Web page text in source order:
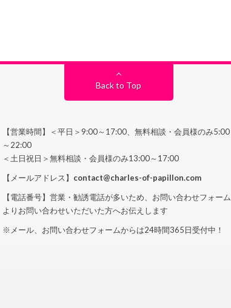
Back to Top
【営業時間】＜平日＞9:00～17:00、無料相談・会員様のみ5:00
～22:00
＜土日祝日＞無料相談・会員様のみ13:00～17:00
【メールアドレス】 contact@charles-of-papillon.com
【電話番号】営業・勧誘電話が多いため、お問い合わせフォーム
よりお問い合わせいただいた方へお伝えします
※メール、お問い合わせフォームからは24時間365日受付中！